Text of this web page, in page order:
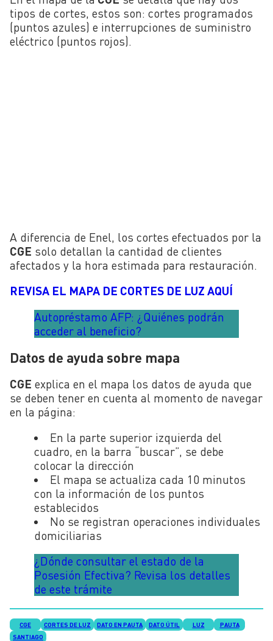
tipos de cortes, estos son: cortes programados
(puntos azules) e interrupciones de suministro
eléctrico (puntos rojos).
A diferencia de Enel, los cortes efectuados por la
CGE solo detallan la cantidad de clientes
afectados y la hora estimada para restauración.
REVISA EL MAPA DE CORTES DE LUZ AQUÍ
Autopréstamo AFP: ¿Quiénes podrán
acceder al beneficio?
Datos de ayuda sobre mapa
CGE explica en el mapa los datos de ayuda que
se deben tener en cuenta al momento de navegar
en la página:
En la parte superior izquierda del
cuadro, en la barra “buscar”, se debe
colocar la dirección
El mapa se actualiza cada 10 minutos
con la información de los puntos
establecidos
No se registran operaciones individuales
domiciliarias
¿Dónde consultar el estado de la
Posesión Efectiva? Revisa los detalles
de este trámite
CGE CORTES DE LUZ DATO EN PAUTA DATO ÚTIL LUZ
PAUTA
SANTIAGO